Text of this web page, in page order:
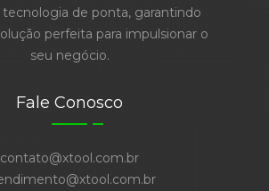
tecnologia de ponta, garantindo
perfeita para impulsionar o
seu negócio.
Fale Conosco
contato@xtool.com.br